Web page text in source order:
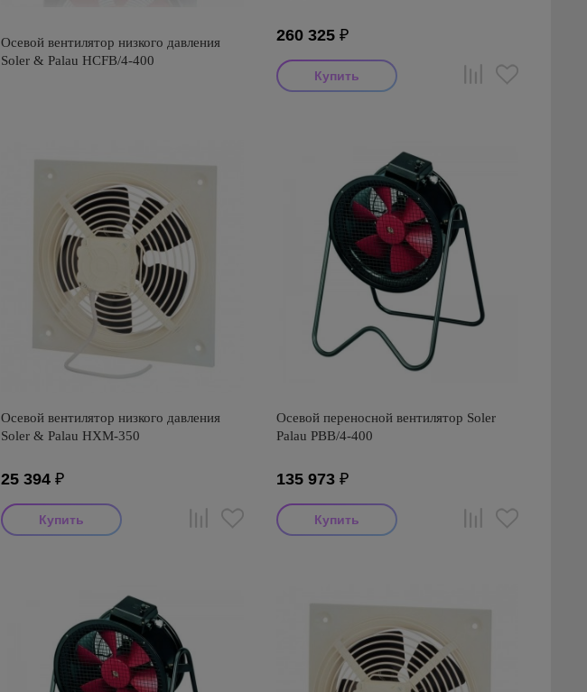
Осевой вентилятор низкого давления
Soler & Palau HCFB/4-400
260 325₽
Осевой вентилятор низкого давления
Soler & Palau HXM-350
25 394 ₽
Осевой переносной вентилятор Soler
Palau PBB/4-400
135 973₽